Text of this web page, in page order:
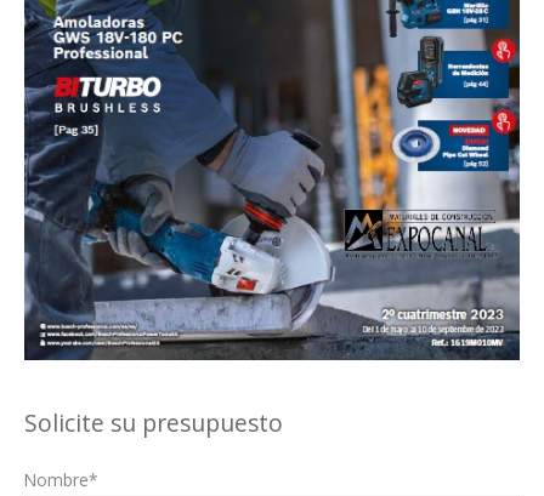
Solicite su presupuesto
Nombre*